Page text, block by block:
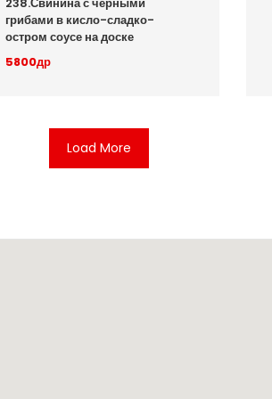
грибами в кисло-сладко-
остром соусе на доске
5800др
Load More